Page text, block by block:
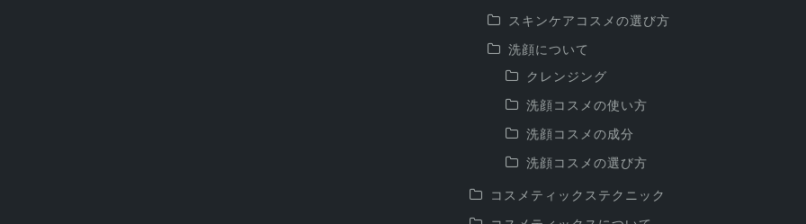
スキンケアコスメの選び方
洗顔について
クレンジング
洗顔コスメの使い方
洗顔コスメの成分
洗顔コスメの選び方
コスメティックステクニック